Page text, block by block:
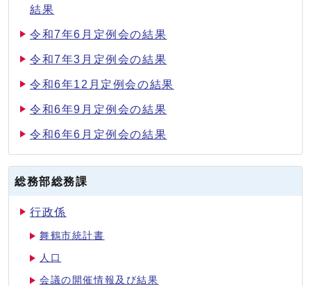
結果
令和7年6月定例会の結果
令和7年3月定例会の結果
令和6年12月定例会の結果
令和6年9月定例会の結果
令和6年6月定例会の結果
総務部総務課
行政係
舞鶴市統計書
人口
会議の開催情報及び結果